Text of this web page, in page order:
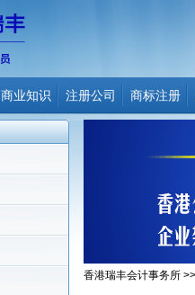
商业知识 注册公司 商标注册
香港瑞丰会计事务所 >>